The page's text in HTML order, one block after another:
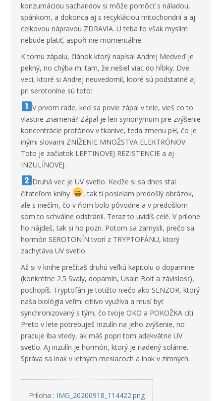
konzumáciou sacharidov si môže pomôcť s náladou,
spánkom, a dokonca aj s recykláciou mitochondrií a aj
celkovou nápravou ZDRAVIA. U teba to však myslím
nebude platiť, aspoň nie momentálne.
K tomu zápalu, článok ktorý napísal Andrej Medveď je
pekný, no chýba mi tam, že nešiel viac do hĺbky. Dve
veci, ktoré si Andrej neuvedomil, ktoré sú podstatné aj
pri serotoníne sú toto:
V prvom rade, keď sa povie zápal v tele, vieš co to
vlastne znamená? Zápal je len synonymum pre zvýšenie
koncentrácie protónov v tkanive, teda zmenu pH, čo je
inými slovami ZNÍŽENIE MNOŽSTVA ELEKTRÓNOV.
Toto je začiatok LEPTINOVEJ REZISTENCIE a aj
INZULÍNOVEJ.
Druhá vec je UV svetlo. Keďže si sa dnes stal
čitateľom knihy
, tak ti posielam predošlý obrázok,
ale s niečím, čo v ňom bolo pôvodne a v predošlom
som to schválne odstránil. Teraz to uvidíš celé. V prílohe
ho nájdeš, tak si ho pozri. Potom sa zamysli, prečo sa
hormón SEROTONÍN tvorí z TRYPTOFÁNU, ktorý
zachytáva UV svetlo.
Až si v knihe prečítaš druhú veľkú kapitolu o dopamine
(konkrétne 2.5 Svaly, dopamín, Usain Bolt a závislosť),
pochopíš. Tryptofán je totižto niečo ako SENZOR, ktorý
naša biológia veľmi citlivo využíva a musí byť
synchronizovaný s tým, čo tvoje OKO a POKOŽKA cíti.
Preto v lete potrebuješ Inzulín na jeho zvýšenie, no
pracuje iba vtedy, ak máš popri tom adekvátne UV
svetlo. Aj inzulín je hormón, ktorý je riadený solárne.
Správa sa inak v letných mesiacoch a inak v zimných.
Príloha : IMG_20200918_114422.png